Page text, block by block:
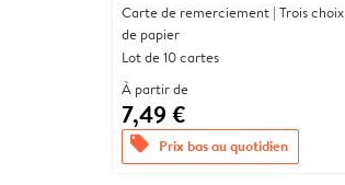
Carte de remerciement | Trois choix
de papier
Lot de 10 cartes
À partir de
7,49 €
offers Prix bas au quotidien